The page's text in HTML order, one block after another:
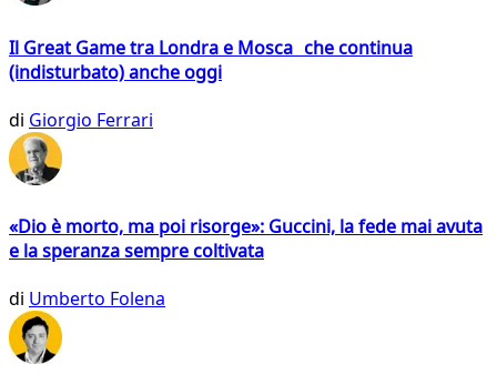
Il Great Game tra Londra e Mosca che continua
(indisturbato) anche oggi
di Giorgio Ferrari
«Dio è morto, ma poi risorge»: Guccini, la fede mai avuta
e la speranza sempre coltivata
di Umberto Folena